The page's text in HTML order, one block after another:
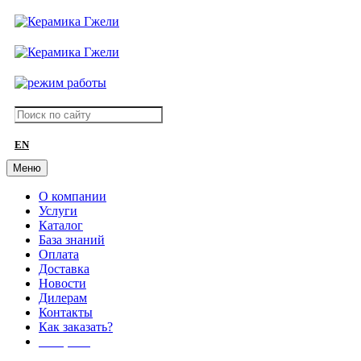
EN
Меню
О компании
Услуги
Каталог
База знаний
Оплата
Доставка
Новости
Дилерам
Контакты
Как заказать?